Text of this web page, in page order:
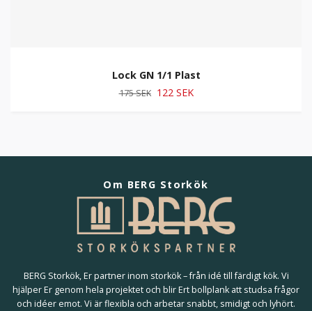
Lock GN 1/1 Plast
175 SEK 122 SEK
Om BERG Storkök
BERG Storkök, Er partner inom storkök – från idé till färdigt kök. Vi
hjälper Er genom hela projektet och blir Ert bollplank att studsa frågor
och idéer emot. Vi är flexibla och arbetar snabbt, smidigt och lyhört.